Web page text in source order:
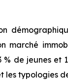
% de jeunes
typologies